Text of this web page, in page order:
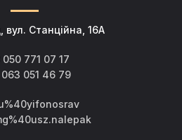
Станційна, 16А
771 07 17
051 46 79